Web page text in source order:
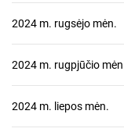
2024 m. rugsėjo mėn.
2024 m. rugpjūčio
2024 m. liepos mėn.